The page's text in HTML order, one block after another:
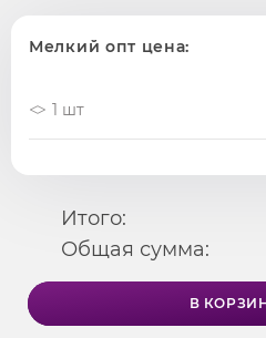
Мелкий опт цена:
1 шт
Итого:
Общая сумма:
В